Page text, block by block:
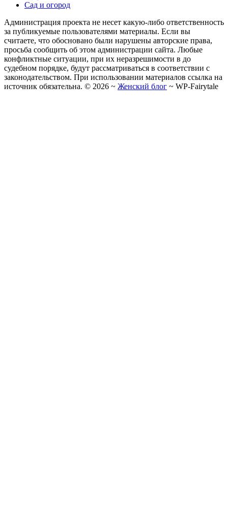
Сад и огород
Администрация проекта не несет какую-либо ответственность
за публикуемые пользователями материалы. Если вы
считаете, что обосновано были нарушены авторские права,
просьба сообщить об этом администрации сайта. Любые
конфликтные ситуации, при их неразрешимости в до
судебном порядке, будут рассматриваться в соответствии с
законодательством. При использовании материалов ссылка на
источник обязательна. © 2026 ~ Женский блог ~ WP-Fairytale